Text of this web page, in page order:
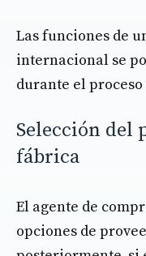
Las funciones de
internacional se
durante el
Selección del
fábrica
El agente de
opciones de